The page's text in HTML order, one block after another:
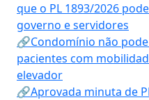
que o PL 1893/2026
governo e servidores
🔗Condomínio não
pacientes com
elevador
🔗Aprovada minuta de